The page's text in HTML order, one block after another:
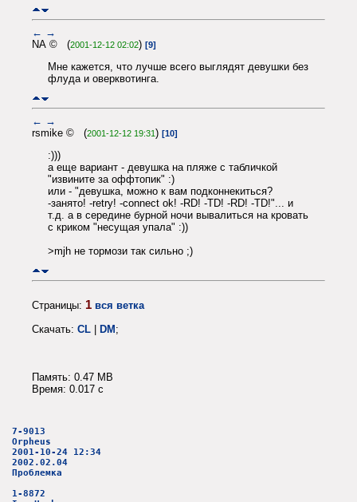
← →
NA © (2001-12-12 02:02) [9]
Мне кажется, что лучше всего выглядят девушки без
флуда и оверквотинга.
← →
rsmike © (2001-12-12 19:31) [10]
:)))
а еще вариант - девушка на пляже с табличкой
"извините за оффтопик" :)
или - "девушка, можно к вам подконнекиться?
-занято! -retry! -connect ok! -RD! -TD! -RD! -TD!"... и
т.д. а в середине бурной ночи вывалиться на кровать
с криком "несущая упала" :))
>mjh не тормози так сильно ;)
Страницы: 1 вся ветка
Скачать: CL DM ;
Память: 0.47 MB
Время: 0.017 c
7-9013
Orpheus
2001-10-24 12:34
2002.02.04
Проблемка
1-8872